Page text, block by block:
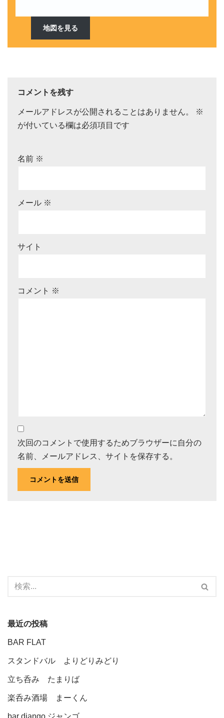
地図を見る
コメントを残す
メールアドレスが公開されることはありません。
※
が付いている欄は必須項目です
名前 ※
メール ※
サイト
コメント ※
次回のコメントで使用するためブラウザーに自分の
名前、メールアドレス、サイトを保存する。
最近の投稿
BAR FLAT
スタンドバル よりどりみどり
立ち呑み たまりば
楽呑み酒場 まーくん
bar django ジャンゴ